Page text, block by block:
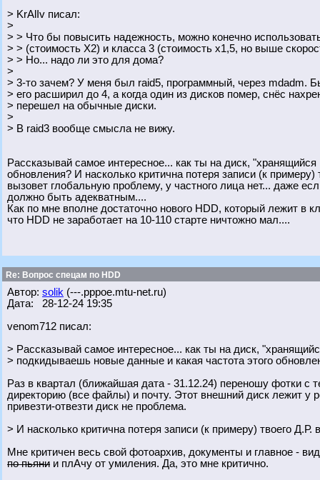
> KrAlIv писал:
>
> > Что бы повысить надежность, можно конечно
> > (стоимость Х2) и класса 3 (стоимость х1,5, но выше
> > Но... надо ли это для дома?
>
> 3-то зачем? У меня был raid5, программный, через mdadm.
> его расширил до 4, а когда один из дисков помер, снёс
> перешел на обычные диски.
>
> В raid3 вообще смысла не вижу.
Рассказывай самое интересное... как ты на диск,
обновления? И насколько критична потеря записи (к
вызовет глобальную проблему, у частного лица нет... даже
должно быть адекватным....
Как по мне вполне достаточно нового HDD, который лежит в
что HDD не заработает на 10-110 старте ничтожно мал....
Re: Вопрос спецам по HDD
Автор: solik (---.pppoe.mtu-net.ru)
Дата: 28-12-24 19:35
venom712 писал:
> Рассказывай самое интересное... как ты на диск,
> подкидываешь новые данные и какая частота этого
Раз в квартал (ближайшая дата - 31.12.24) переношу фотки
директорию (все файлы) и почту. Этот внешний диск лежит у
привезти-отвезти диск не проблема.
> И насколько критична потеря записи (к примеру) твоего Д.Р.
Мне критичен весь свой фотоархив, документы и главное -
по пьяни и плАчу от умиления. Да, это мне критично.